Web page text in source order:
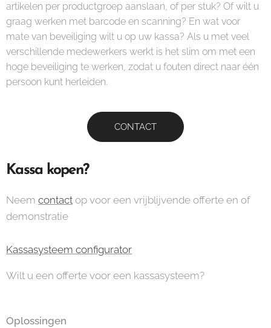
artikelen per productgroep aanslaan, of per stuk? Of wilt u
graag werken met barcode en scanning? En wat voor
mate van beveiliging wilt u op uw kassa? Als u met veel
verschillende medewerkers werkt is het slim om met een
hoge beveiliging te werken, zodat u fouten direct naar één
persoon kunt herleiden.
CONTACT
Kassa kopen?
Neem contactop voor een vrijblijvende offerte en of
demonstratie
Kassasysteem configurator
Wilt u een offerte voor een kassasysteem?
Oplossingen